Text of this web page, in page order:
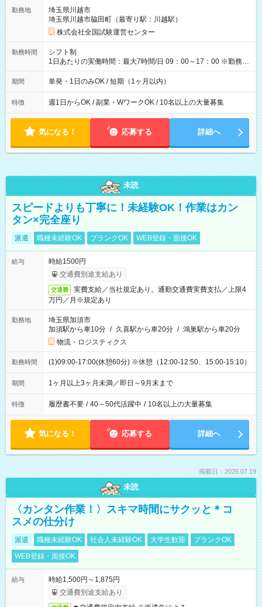
例】 ・河合塾模擬試験 8:30～17:30（休憩1時間） 時給1,300円
×8時間＝日収10,400円＋交通費 ※当日の役割により時給＋100
円の場合あり ・国家試験 7:00～13:30（休憩なし） 時給1,300
円（役割手当＋100円）×6時間＝日収8,400円＋交通費 【試用期
間】試用期間なし
勤務地
埼玉県川越市
埼玉県川越市脇田町（最寄り駅：川越駅）
株式会社全国試験運営センター
勤務時間
シフト制
1日あたりの実働時間：最大7時間/日 09：00～17：00 ※勤務時
間は 試験により異なります。
期間 単発・1日のみOK / 短期（1ヶ月以内）
特徴 週1日からOK / 副業・WワークOK / 10名以上の大量募集
気になる！ 応募する 詳細へ
未読
スピードよりも丁寧に！未経験OK！作業はカン
タン×完全座り
派遣 職種未経験OK ブランクOK WEB登録・面接OK
給与
時給1500円
交通費別途支給あり
交通費
実費支給／当社規定あり。通勤交通費実費支払／上限4
万円／月※規定あり
勤務地
埼玉県加須市
加須駅から車10分 / 久喜駅から車20分 / 鴻巣駅から車20分
物流・ロジスティクス
勤務時間 (1)09:00-17:00(休憩60分) ※休憩（12:00-12:50、15:00-15:10）
期間 1ヶ月以上3ヶ月未満／即日～9月末まで
特徴 履歴書不要 / 40～50代活躍中 / 10名以上の大量募集
気になる！ 応募する 詳細へ
掲載日：2026.07.19
未読
〈カンタン作業！〉スキマ時間にサクッと＊コ
スメの仕分け
派遣 職種未経験OK 社会人未経験OK 大学生歓迎
ブランクOK
WEB登録・面接OK
給与
時給1,500円～1,875円
交通費別途支給あり